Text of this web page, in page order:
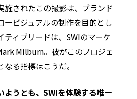
施されたこの撮影は、ブランド
ービジュアルの制作を目的とし
ティブリードは、SWIのマーケ
Milburn。彼がこのプロジェ
る指標はこうだ。
ようとも、SWIを体験する唯一